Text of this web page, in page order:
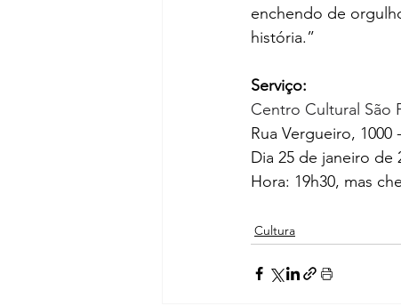
enchendo de
história.”
Serviço:
Centro Cultural São
Rua Vergueiro, 1000
Dia 25 de janeiro de
Hora: 19h30, mas
Cultura